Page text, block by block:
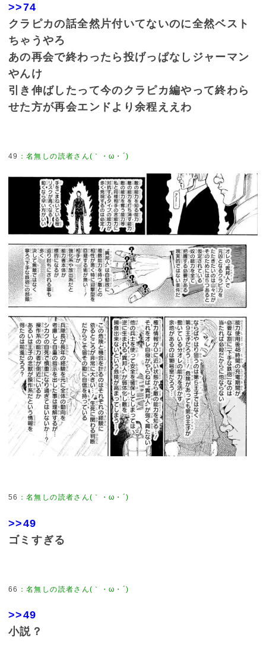
>>74
クラピカの話全然片付いてないのに全然ベスト
ちゃうやろ
あの再会で終わったら投げっぱなしジャーマン
やんけ
引き伸ばしたって今のクラピカ編やって終わら
せた方が再会エンドより余程ええわ
49 ：名無しの読者さん(｀・ω・´)
56 ：名無しの読者さん(｀・ω・´)
>>49
ゴミすぎる
66 ：名無しの読者さん(｀・ω・´)
>>49
小説？